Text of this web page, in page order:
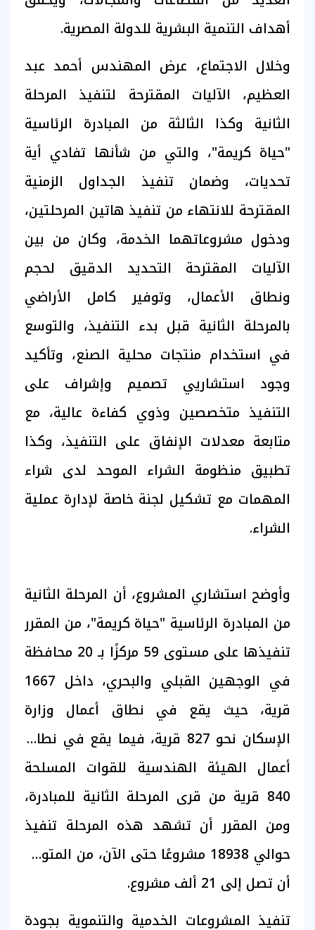
أهداف التنمية البشرية للدولة المصرية.
وخلال الاجتماع، عرض المهندس أحمد عبد
العظيم، الآليات المقترحة لتنفيذ المرحلة
الثانية وكذا الثالثة من المبادرة الرئاسية
"حياة كريمة"، والتي من شأنها تفادي أية
تحديات، وضمان تنفيذ الجداول الزمنية
المقترحة للانتهاء من تنفيذ هاتين المرحلتين،
ودخول مشروعاتهما الخدمة، وكان من بين
الآليات المقترحة التحديد الدقيق لحجم
ونطاق الأعمال، وتوفير كامل الأراضي
بالمرحلة الثانية قبل بدء التنفيذ، والتوسع
في استخدام منتجات محلية الصنع، وتأكيد
وجود استشاريي تصميم وإشراف على
التنفيذ متخصصين وذوي كفاءة عالية، مع
متابعة معدلات الإنفاق على التنفيذ، وكذا
تطبيق منظومة الشراء الموحد لدى شراء
المهمات مع تشكيل لجنة خاصة لإدارة عملية
الشراء.
وأوضح استشاري المشروع، أن المرحلة الثانية
من المبادرة الرئاسية "حياة كريمة"، من المقرر
تنفيذها على مستوى 59 مركزًا بـ 20 محافظة
في الوجهين القبلي والبحري، داخل 1667
قرية، حيث يقع في نطاق أعمال وزارة
الإسكان نحو 827 قرية، فيما يقع في نطاق
أعمال الهيئة الهندسية للقوات المسلحة
840 قرية من قرى المرحلة الثانية للمبادرة،
ومن المقرر أن تشهد هذه المرحلة تنفيذ
حوالي 18938 مشروعًا حتى الآن، من المتوقع
أن تصل إلى 21 ألف مشروع.
تنفيذ المشروعات الخدمية والتنموية بجودة